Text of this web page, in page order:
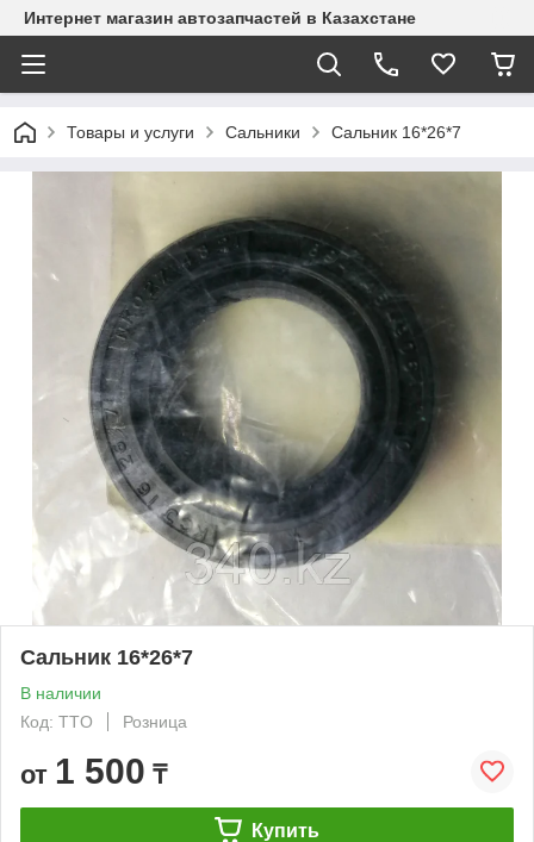
Интернет магазин автозапчастей в Казахстане
Товары и услуги Сальники Сальник 16*26*7
Сальник 16*26*7
В наличии
Код: TTO
Розница
от 1 500 ₸
Купить